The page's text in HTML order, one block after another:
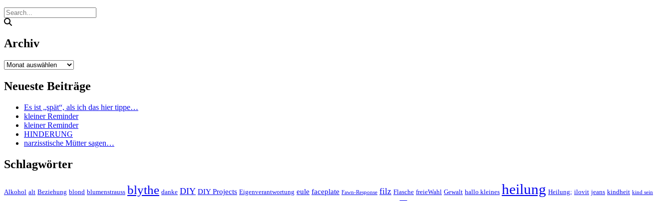
Archiv
Archiv
Neueste Beiträge
Es ist „spät“, als ich das hier tippe…
kleiner Reminder
kleiner Reminder
HINDERUNG
narzisstische Mütter sagen…
Schlagwörter
Alkohol alt Beziehung blond blumenstrauss blythe danke DIY DIY Projects Eigenverantwortung eule faceplate Fawn-Response filz Flasche freieWahl Gewalt hallo kleines heilung Heilung; ilovit jeans kindheit kind sein